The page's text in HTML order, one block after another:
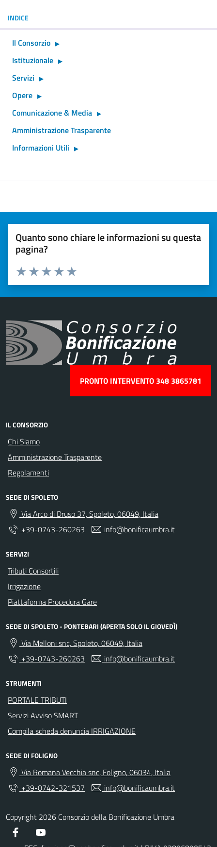
INDICE
Il Consorzio
Istituzionale
Servizi
Opere
Comunicazione & Media
Amministrazione Trasparente
Informazioni Utili
Quanto sono chiare le informazioni su questa
pagina?
Valuta 5 stelle su 5
Valuta 4 stelle su 5
Valuta 3 stelle su 5
Valuta 2 stelle su 5
Valuta 1 stelle su 5
PRONTO INTERVENTO 348 3865781
IL CONSORZIO
Chi Siamo
Amministrazione Trasparente
Regolamenti
SEDE DI SPOLETO
Via Arco di Druso 37, Spoleto, 06049, Italia
+39-0743-260263
info@bonificaumbra.it
SERVIZI
Tributi Consortili
Irrigazione
Piattaforma Procedura Gare
SEDE DI SPOLETO - PONTEBARI (APERTA SOLO IL GIOVEDÌ)
Via Melloni snc, Spoleto, 06049, Italia
+39-0743-260263
info@bonificaumbra.it
STRUMENTI
PORTALE TRIBUTI
Servizi Avviso SMART
Compila scheda denuncia IRRIGAZIONE
SEDE DI FOLIGNO
Via Romana Vecchia snc, Foligno, 06034, Italia
+39-0742-321537
info@bonificaumbra.it
Copyright 2026 Consorzio della Bonificazione Umbra
Facebook